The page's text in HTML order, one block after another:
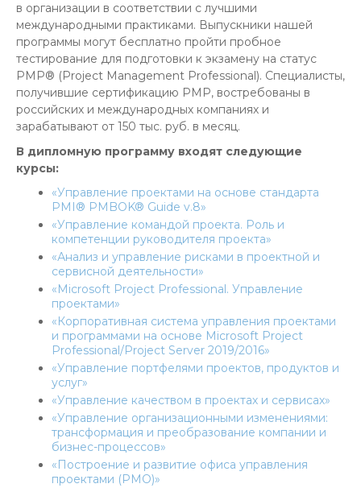
в организации в соответствии с лучшими
международными практиками. Выпускники нашей
программы могут бесплатно пройти пробное
тестирование для подготовки к экзамену на статус
PMP® (Project Management Professional). Специалисты,
получившие сертификацию PMP, востребованы в
российских и международных компаниях и
зарабатывают от 150 тыс. руб. в месяц.
В дипломную программу входят следующие
курсы:
«Управление проектами на основе стандарта
PMI® PMBOK® Guide v.8»
«Управление командой проекта. Роль и
компетенции руководителя проекта»
«Анализ и управление рисками в проектной и
сервисной деятельности»
«Microsoft Project Professional. Управление
проектами»
«Корпоративная система управления проектами
и программами на основе Microsoft Project
Professional/Project Server 2019/2016»
«Управление портфелями проектов, продуктов и
услуг»
«Управление качеством в проектах и сервисах»
«Управление организационными изменениями:
трансформация и преобразование компании и
бизнес-процессов»
«Построение и развитие офиса управления
проектами (PMO)»